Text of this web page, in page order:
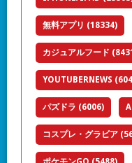
無料アプリ (18334)
カジュアルフード
YOUTUBERNEWS
パズドラ (6006)
コスプレ・グラビア
ポケモンGO (5488)